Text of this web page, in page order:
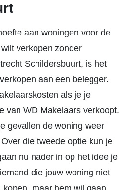
aan woningen voor de
verkopen zonder
Schildersbuurt, is het
aan een belegger.
als je je
van WD Makelaars verkoopt.
gevallen de woning weer
die tweede optie kun je
nu nader in op het idee je
die jouw woning niet
maar hem wil gaan